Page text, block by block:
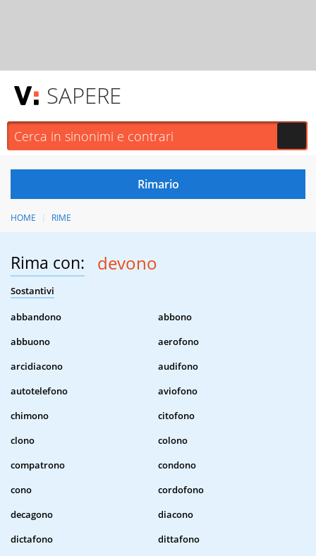
SAPERE
HOME RIME
Rima con: devono
Sostantivi
abbandono
abbono
abbuono
aerofono
arcidiacono
audifono
autotelefono
aviofono
chimono
citofono
clono
colono
compatrono
condono
cono
cordofono
decagono
diacono
dictafono
dittafono